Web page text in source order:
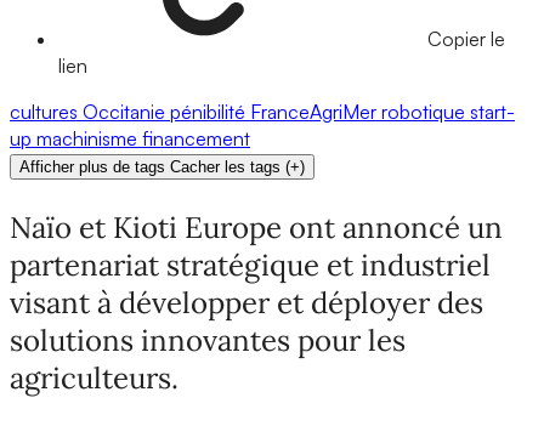
Copier le
lien
cultures Occitanie pénibilité FranceAgriMer robotique start-
up machinisme financement
Afficher plus de tags Cacher les tags (+)
Naïo et Kioti Europe ont annoncé un
partenariat stratégique et industriel
visant à développer et déployer des
solutions innovantes pour les
agriculteurs.